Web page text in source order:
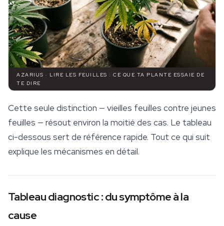
AZARIUS · LIRE LES FEUILLES : CE QUE TA PLANTE ESSAIE DE
TE DIRE
Cette seule distinction — vieilles feuilles contre jeunes
feuilles — résout environ la moitié des cas. Le tableau
ci-dessous sert de référence rapide. Tout ce qui suit
explique les mécanismes en détail.
Tableau diagnostic : du symptôme à la
cause